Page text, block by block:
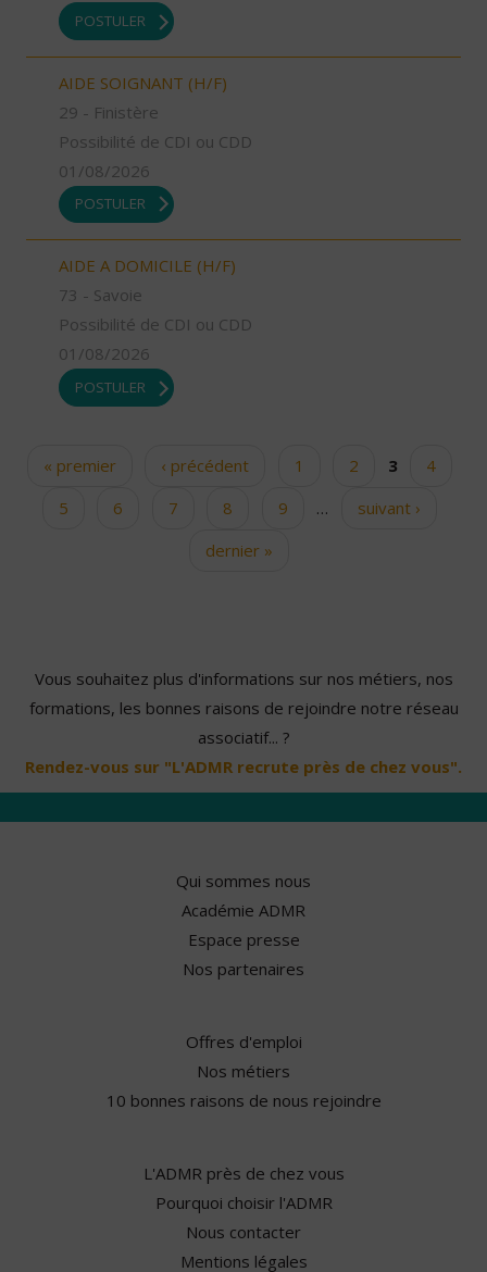
POSTULER
AIDE SOIGNANT (H/F)
29 - Finistère
Possibilité de CDI ou CDD
01/08/2026
POSTULER
AIDE A DOMICILE (H/F)
73 - Savoie
Possibilité de CDI ou CDD
01/08/2026
POSTULER
Pages« premier ‹ précédent 1 2 3
4
5
6 7 8 9 …
suivant ›
dernier »
Vous souhaitez plus d'informations sur nos métiers, nos
formations, les bonnes raisons de rejoindre notre réseau
associatif... ?
Rendez-vous sur "L'ADMR recrute près de chez vous".
Qui sommes nous
Académie ADMR
Espace presse
Nos partenaires
Offres d'emploi
Nos métiers
10 bonnes raisons de nous rejoindre
L'ADMR près de chez vous
Pourquoi choisir l'ADMR
Nous contacter
Mentions légales